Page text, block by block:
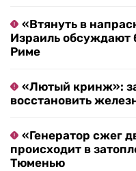
«Втянуть в
Израиль обсуждают
Риме
«Лютый кринж»:
восстановить
«Генератор сжег
происходит в
Тюменью